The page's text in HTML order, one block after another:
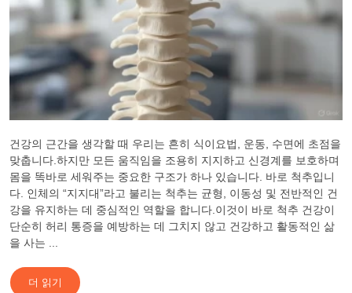
건강의 근간을 생각할 때 우리는 흔히 식이요법, 운동, 수면에 초점을
맞춥니다.하지만 모든 움직임을 조용히 지지하고 신경계를 보호하며
몸을 똑바로 세워주는 중요한 구조가 하나 있습니다. 바로 척추입니
다. 인체의 “지지대”라고 불리는 척추는 균형, 이동성 및 전반적인 건
강을 유지하는 데 중심적인 역할을 합니다.이것이 바로 척추 건강이
단순히 허리 통증을 예방하는 데 그치지 않고 건강하고 활동적인 삶
을 사는 ...
더 읽기